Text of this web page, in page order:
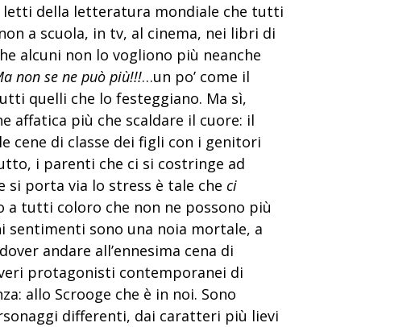
letti della letteratura mondiale che tutti
a scuola, in tv, al cinema, nei libri di
alcuni non lo vogliono più neanche
non se ne può più!!!…un po’ come il
quelli che lo festeggiano. Ma sì,
affatica più che scaldare il cuore: il
cene di classe dei figli con i genitori
i parenti che ci si costringe ad
si porta via lo stress è tale che ci
a tutti coloro che non ne possono più
sentimenti sono una noia mortale, a
andare all’ennesima cena di
protagonisti contemporanei di
allo Scrooge che è in noi. Sono
differenti, dai caratteri più lievi